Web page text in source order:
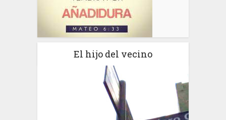
El hijo del vecino